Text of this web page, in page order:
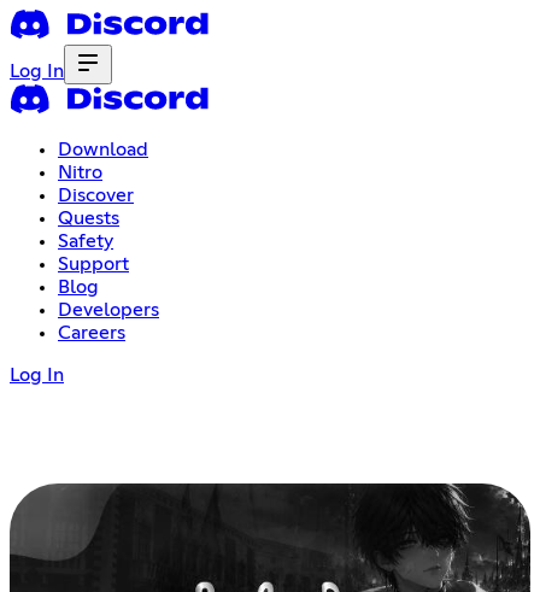
Log In
Download
Nitro
Discover
Quests
Safety
Support
Blog
Developers
Careers
Log In